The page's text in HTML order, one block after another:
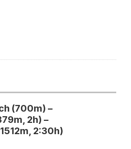
(700m) –
2h) –
2:30h)